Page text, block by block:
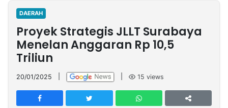
Nasional
International
Olahraga
Entertainment
Daerah
Pariwisata
Kuliner
Kolom
Network
PT
TREETAN
DAERAH
Proyek Strategis JLLT Surabaya
Menelan Anggaran Rp 10,5
Triliun
20/01/2025 15 views